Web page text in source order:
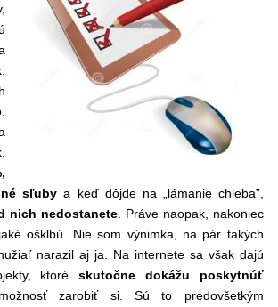
sľuby a keď dôjde na „lámanie chleba”,
nich nedostanete. Práve naopak, nakoniec
ošklbú. Nie som výnimka, na pár takých
narazil aj ja. Na internete sa však dajú
ktoréskutočne dokážu poskytnúť
zarobiť si. Sú to predovšetkým